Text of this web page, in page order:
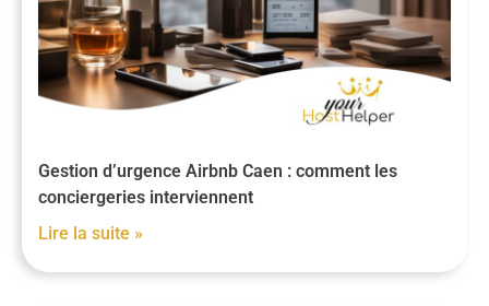
Gestion d’urgence Airbnb Caen : comment les
conciergeries interviennent
Lire la suite »